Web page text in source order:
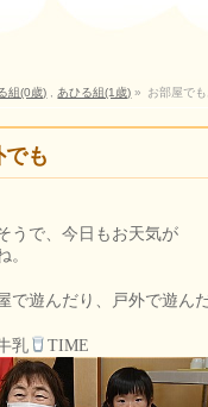
組(0歳) あひる組(1歳) » お部屋で
も
うで、今日もお天気が
。
で遊んだり、戸外で遊ん
乳 TIME